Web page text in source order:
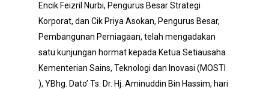
Encik Feizril Nurbi, Pengurus Besar Strategi
Korporat, dan Cik Priya Asokan, Pengurus Besar,
Pembangunan Perniagaan, telah mengadakan
satu kunjungan hormat kepada Ketua Setiausaha
Kementerian Sains, Teknologi dan Inovasi (MOSTI
), YBhg. Dato’ Ts. Dr. Hj. Aminuddin Bin Hassim, hari